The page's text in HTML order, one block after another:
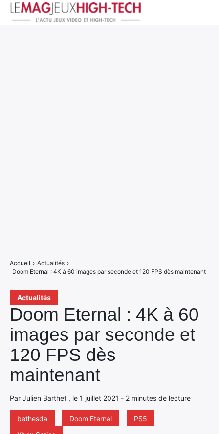
Actualités
Doom Eternal : 4K à 60
images par seconde et
120 FPS dès
maintenant
Par Julien Barthet , le 1 juillet 2021 - 2 minutes de lecture
bethesda Doom Eternal
PS5
Accueil › Actualités ›
Doom Eternal : 4K à 60 images par seconde et 120 FPS dès maintenant